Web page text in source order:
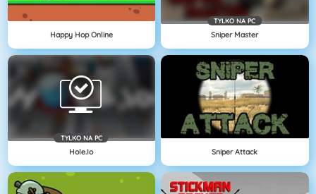
Happy Hop Online
TYLKO NA PC
Sniper Master
TYLKO NA PC
Hole.io Sniper Attack